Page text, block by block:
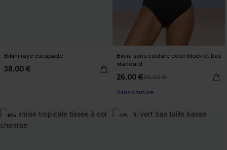
Bikini rayé escapade
38,00 €
Bikini sans couture color block et bas
standard
26,00 €29,00 €
Sans couture
-10% -10%